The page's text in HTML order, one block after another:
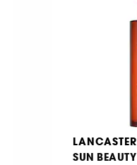
LANCASTER
SUN BEAUTY